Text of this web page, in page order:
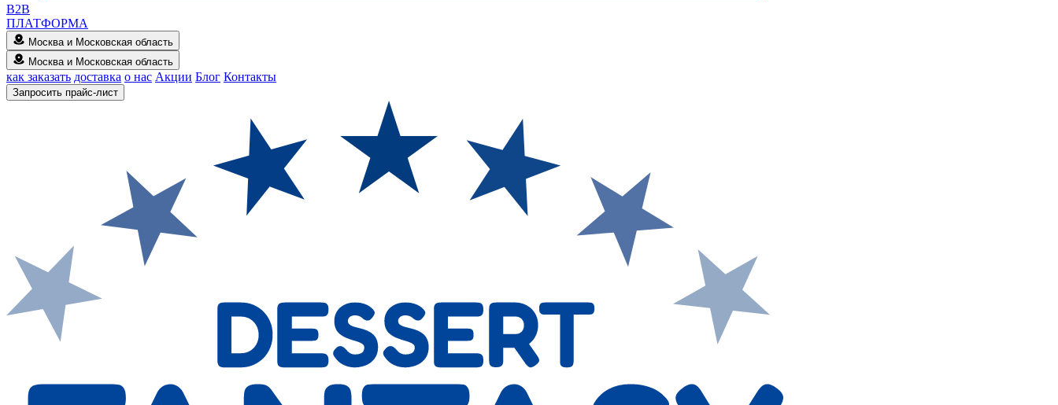
B2B
ПЛАТФОРМА
Москва и Московская область
Москва и Московская область
как заказать доставка о нас Акции Блог Контакты
Запросить прайс-лист